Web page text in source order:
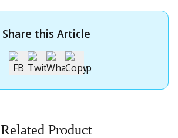
Share this Article
Related Product